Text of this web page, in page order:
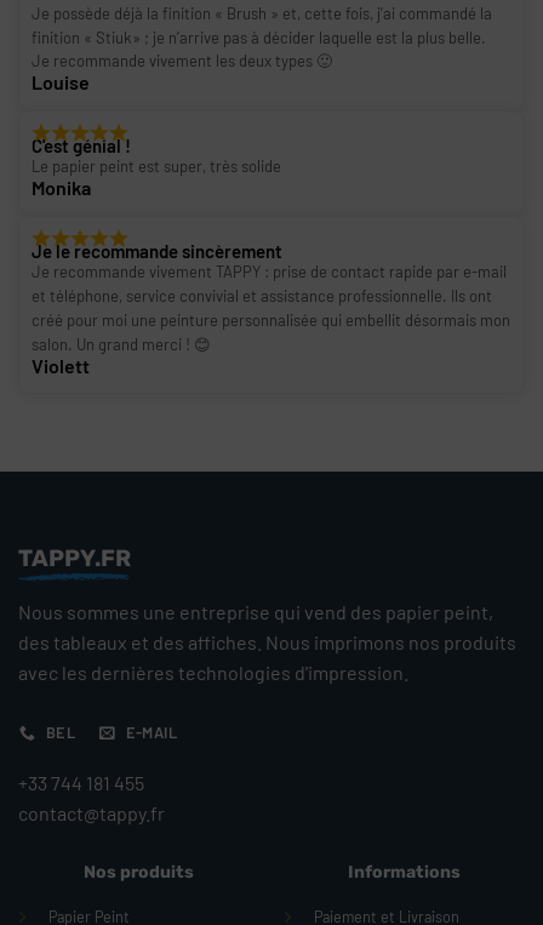
Je possède déjà la finition « Brush » et, cette fois, j’ai commandé la
finition « Stiuk» ; je n’arrive pas à décider laquelle est la plus belle.
Je recommande vivement les deux types 🙂
Louise
C'est génial !
Le papier peint est super, très solide
Monika
Je le recommande sincèrement
Je recommande vivement TAPPY : prise de contact rapide par e-mail
et téléphone, service convivial et assistance professionnelle. Ils ont
créé pour moi une peinture personnalisée qui embellit désormais mon
salon. Un grand merci ! 😊
Violett
TAPPY.FR
Nous sommes une entreprise qui vend des papier peint,
des tableaux et des affiches. Nous imprimons nos produits
avec les dernières technologies d'impression.
BEL E-MAIL
+33 744 181 455
contact@tappy.fr
Nos produits
Papier Peint
Informations
Paiement et Livraison